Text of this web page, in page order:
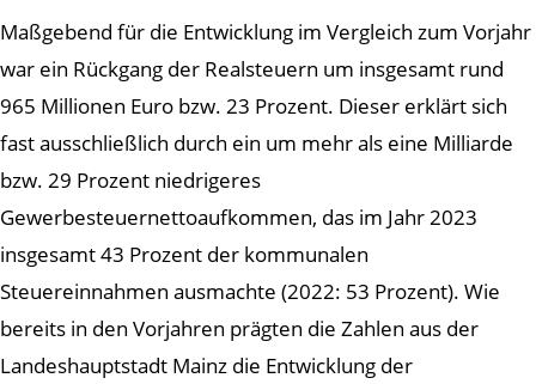
Maßgebend für die Entwicklung im Vergleich zum Vorjahr
war ein Rückgang der Realsteuern um insgesamt rund
965 Millionen Euro bzw. 23 Prozent. Dieser erklärt sich
fast ausschließlich durch ein um mehr als eine Milliarde
bzw. 29 Prozent niedrigeres
Gewerbesteuernettoaufkommen, das im Jahr 2023
insgesamt 43 Prozent der kommunalen
Steuereinnahmen ausmachte (2022: 53 Prozent). Wie
bereits in den Vorjahren prägten die Zahlen aus der
Landeshauptstadt Mainz die Entwicklung der